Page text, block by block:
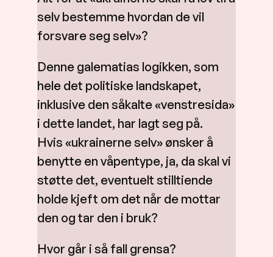
selv bestemme hvordan de vil
forsvare seg selv»?
Denne galematias logikken, som
hele det politiske landskapet,
inklusive den såkalte «venstresida»
i dette landet, har lagt seg på.
Hvis «ukrainerne selv» ønsker å
benytte en våpentype, ja, da skal vi
støtte det, eventuelt stilltiende
holde kjeft om det når de mottar
den og tar den i bruk?
Hvor går i så fall grensa?